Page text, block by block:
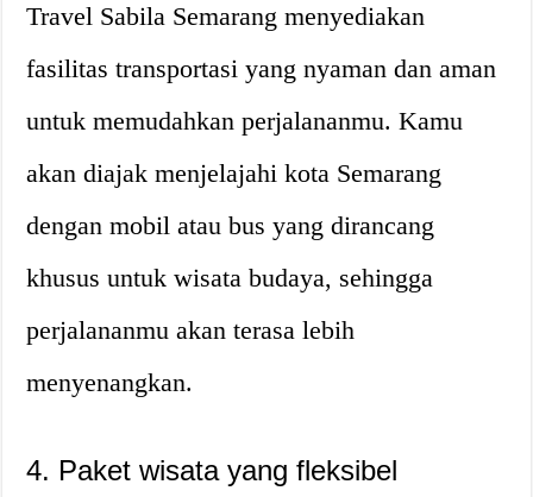
Travel Sabila Semarang menyediakan
fasilitas transportasi yang nyaman dan aman
untuk memudahkan perjalananmu. Kamu
akan diajak menjelajahi kota Semarang
dengan mobil atau bus yang dirancang
khusus untuk wisata budaya, sehingga
perjalananmu akan terasa lebih
menyenangkan.
4. Paket wisata yang fleksibel